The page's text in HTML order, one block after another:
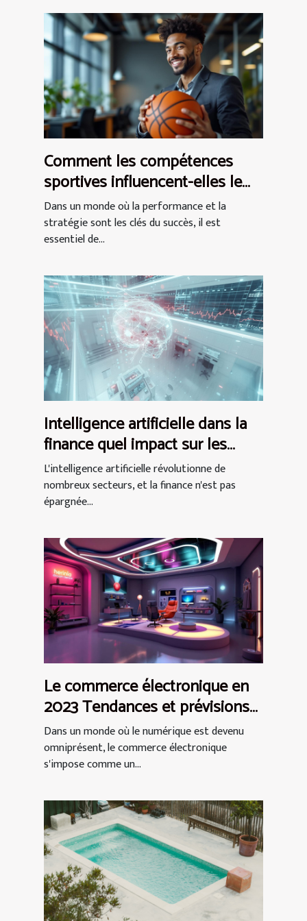
Comment les compétences
sportives influencent-elles le
monde des affaires ?
Dans un monde où la performance et la
stratégie sont les clés du succès, il est
essentiel de...
Intelligence artificielle dans la
finance quel impact sur les
investissements
L'intelligence artificielle révolutionne de
nombreux secteurs, et la finance n'est pas
épargnée...
Le commerce électronique en
2023 Tendances et prévisions
pour les PME
Dans un monde où le numérique est devenu
omniprésent, le commerce électronique
s'impose comme un...